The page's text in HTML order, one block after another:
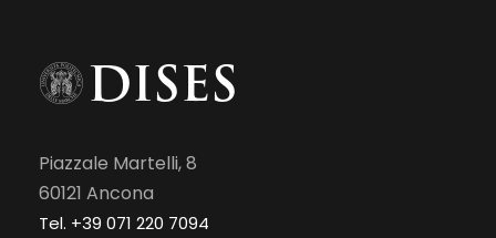
Piazzale Martelli, 8
60121 Ancona
Tel. +39 071 220 7094